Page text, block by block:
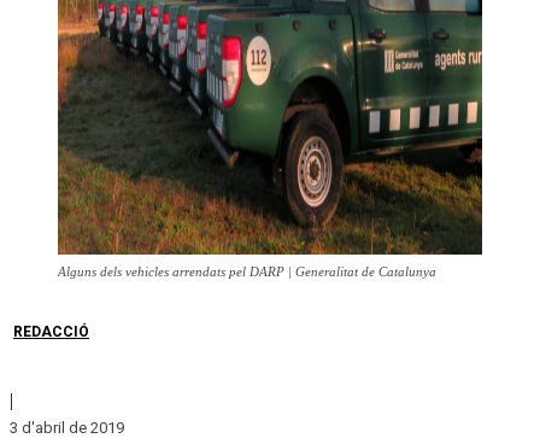
Alguns dels vehicles arrendats pel DARP | Generalitat de Catalunya
REDACCIÓ
|
3 d'abril de 2019